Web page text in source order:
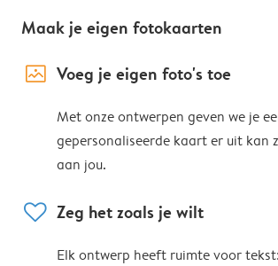
Maak je eigen fotokaarten
image_placeholder Voeg je eigen foto's toe
Met onze ontwerpen geven we je
gepersonaliseerde kaart er uit kan
aan jou.
heart Zeg het zoals je wilt
Elk ontwerp heeft ruimte voor